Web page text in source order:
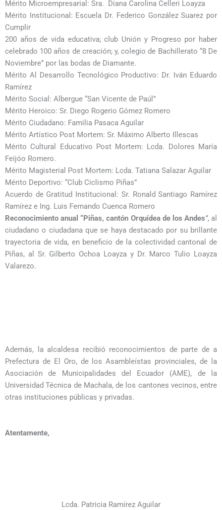
Mérito Microempresarial: Sra. Diana Carolina Celleri Loayza
Mérito Institucional: Escuela Dr. Federico González Suarez por
Cumplir
200 años de vida educativa; club Unión y Progreso por haber
celebrado 100 años de creación; y, colegio de Bachillerato “8 De
Noviembre” por las bodas de Diamante.
Mérito Al Desarrollo Tecnológico Productivo: Dr. Iván Eduardo
Ramírez
Mérito Social: Albergue “San Vicente de Paúl”
Mérito Heroico: Sr. Diego Rogerio Gómez Romero
Mérito Ciudadano: Familia Pasaca Aguilar
Mérito Artístico Post Mortem: Sr. Máximo Alberto Illescas
Mérito Cultural Educativo Post Mortem: Lcda. Dolores María
Feijóo Romero.
Mérito Magisterial Post Mortem: Lcda. Tatiana Salazar Aguilar
Mérito Deportivo: “Club Ciclismo Piñas”
Acuerdo de Gratitud Institucional: Sr. Ronald Santiago Ramírez
Ramírez e Ing. Luis Fernando Cuenca Romero
Reconocimiento anual “Piñas, cantón Orquídea de los Andes”, al
ciudadano o ciudadana que se haya destacado por su brillante
trayectoria de vida, en beneficio de la colectividad cantonal de
Piñas, al Sr. Gilberto Ochoa Loayza y Dr. Marco Tulio Loayza
Valarezo.
Además, la alcaldesa recibió reconocimientos de parte de a
Prefectura de El Oro, de los Asambleístas provinciales, de la
Asociación de Municipalidades del Ecuador (AME), de la
Universidad Técnica de Machala, de los cantones vecinos, entre
otras instituciones públicas y privadas.
Atentamente,
Lcda. Patricia Ramírez Aguilar